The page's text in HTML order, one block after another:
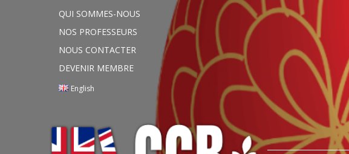
QUI SOMMES-NOUS
NOS PROFESSEURS
NOUS CONTACTER
DEVENIR MEMBRE
English